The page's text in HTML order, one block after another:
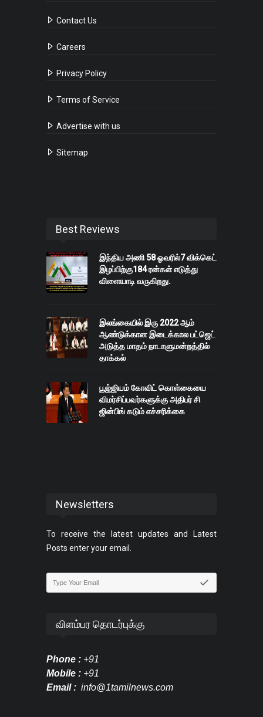
Contact Us
Careers
Privacy Policy
Terms of Service
Advertise with us
Sitemap
Best Reviews
இந்திய அணி 58 ஓவரில்7 விக்கெட்
இழப்பிற்கு184 ரன்கள் எடுத்து
விளையாடி வருகிறது.
இலங்கையில் இரு 2022 ஆம்
ஆண்டுக்கான இடைக்கால பட்ஜெட்
அடுத்த மாதம் நாடாளுமன்றத்தில்
தாக்கல்
பூஜ்ஜியம் கோவிட் கொள்கையை
விமர்சிப்பவர்களுக்கு அதிபர் சி
ஜின்பிங் கடும் எச்சரிக்கை
Newsletters
To receive the latest updates and Latest
Posts enter your email.
விளம்பர தொடர்புக்கு
Phone : +91
Mobile : +91
Email : info@1tamilnews.com